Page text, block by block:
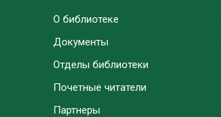
О библиотеке
Документы
Отделы библиотеки
Почетные читатели
Партнеры